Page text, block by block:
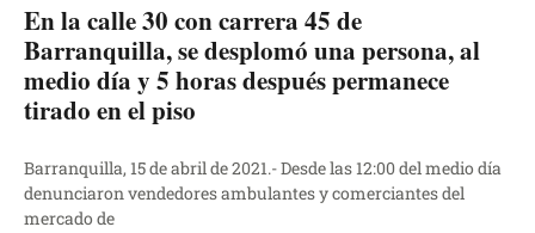
En la calle 30 con carrera 45 de
Barranquilla, se desplomó una persona, al
medio día y 5 horas después permanece
tirado en el piso
Barranquilla, 15 de abril de 2021.- Desde las 12:00 del medio día
denunciaron vendedores ambulantes y comerciantes del
mercado de